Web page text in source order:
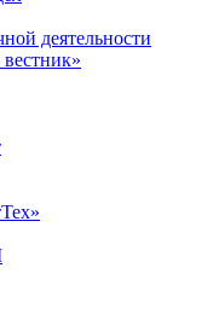
деятельности